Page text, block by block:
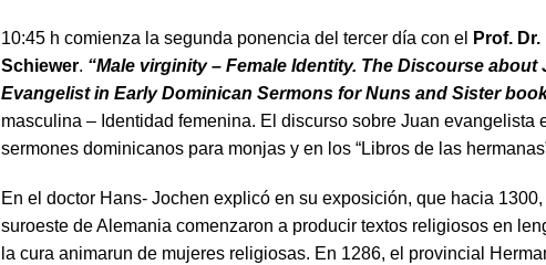
10:45 h comienza la segunda ponencia del tercer día con el
Prof.
Schiewer. “Male virginity – Female Identity. The Discourse about
Evangelist in Early Dominican Sermons for Nuns and Sister
masculina – Identidad femenina. El discurso sobre Juan evangelista
sermones dominicanos para monjas y en los “Libros de las
En el doctor Hans- Jochen explicó en su exposición, que hacia
suroeste de Alemania comenzaron a producir textos religiosos en
la cura animarun de mujeres religiosas. En 1286, el provincial